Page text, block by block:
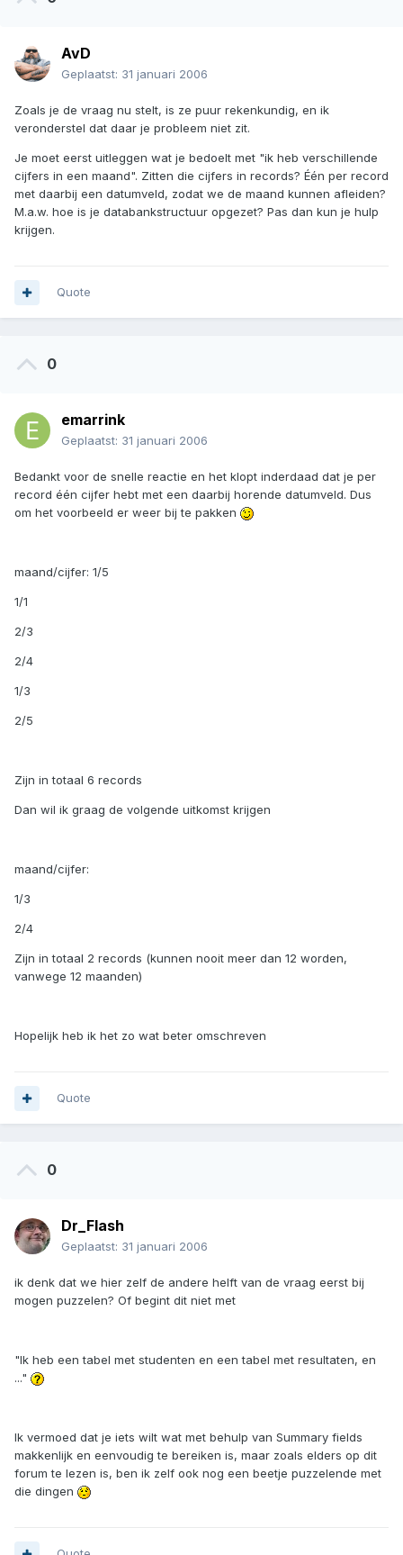
AvD
Geplaatst: 31 januari 2006
Zoals je de vraag nu stelt, is ze puur rekenkundig, en ik
veronderstel dat daar je probleem niet zit.
Je moet eerst uitleggen wat je bedoelt met "ik heb verschillende
cijfers in een maand". Zitten die cijfers in records? Één per record
met daarbij een datumveld, zodat we de maand kunnen afleiden?
M.a.w. hoe is je databankstructuur opgezet? Pas dan kun je hulp
krijgen.
Quote
0
emarrink
Geplaatst: 31 januari 2006
Bedankt voor de snelle reactie en het klopt inderdaad dat je per
record één cijfer hebt met een daarbij horende datumveld. Dus
om het voorbeeld er weer bij te pakken
maand/cijfer: 1/5
1/1
2/3
2/4
1/3
2/5
Zijn in totaal 6 records
Dan wil ik graag de volgende uitkomst krijgen
maand/cijfer:
1/3
2/4
Zijn in totaal 2 records (kunnen nooit meer dan 12 worden,
vanwege 12 maanden)
Hopelijk heb ik het zo wat beter omschreven
Quote
0
Dr_Flash
Geplaatst: 31 januari 2006
ik denk dat we hier zelf de andere helft van de vraag eerst bij
mogen puzzelen? Of begint dit niet met
"Ik heb een tabel met studenten en een tabel met resultaten, en
..."
Ik vermoed dat je iets wilt wat met behulp van Summary fields
makkenlijk en eenvoudig te bereiken is, maar zoals elders op dit
forum te lezen is, ben ik zelf ook nog een beetje puzzelende met
die dingen